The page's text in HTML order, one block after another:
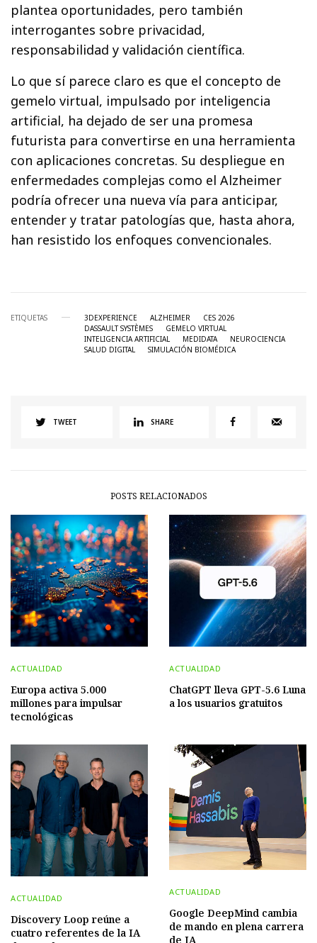
plantea oportunidades, pero también
interrogantes sobre privacidad,
responsabilidad y validación científica.
Lo que sí parece claro es que el concepto de
gemelo virtual, impulsado por inteligencia
artificial, ha dejado de ser una promesa
futurista para convertirse en una herramienta
con aplicaciones concretas. Su despliegue en
enfermedades complejas como el Alzheimer
podría ofrecer una nueva vía para anticipar,
entender y tratar patologías que, hasta ahora,
han resistido los enfoques convencionales.
ETIQUETAS 3DEXPERIENCE ALZHEIMER
CES 2026
DASSAULT SYSTÈMES
GEMELO VIRTUAL
INTELIGENCIA ARTIFICIAL
MEDIDATA
NEUROCIENCIA
SALUD DIGITAL
SIMULACIÓN BIOMÉDICA
TWEET SHARE
POSTS RELACIONADOS
ACTUALIDAD
Europa activa 5.000
millones para impulsar
tecnológicas
ACTUALIDAD
ChatGPT lleva GPT-5.6 Luna
a los usuarios gratuitos
ACTUALIDAD
Discovery Loop reúne a
cuatro referentes de la IA
ACTUALIDAD
Google DeepMind cambia
de mando en plena carrera
de IA